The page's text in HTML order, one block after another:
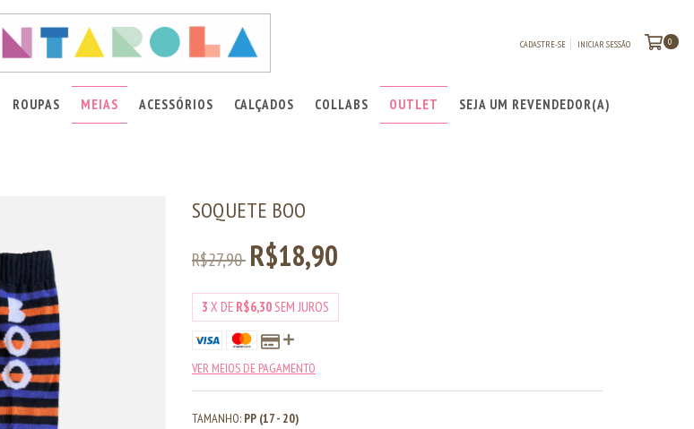
CADASTRE-SE INICIAR SESSÃO 0
ROUPAS MEIAS ACESSÓRIOS CALÇADOS COLLABS OUTLET SEJA UM REVENDEDOR(A)
SOQUETE BOO
R$27,90 R$18,90
3 X DE R$6,30SEM JUROS
VER MEIOS DE PAGAMENTO
TAMANHO: PP (17 - 20)